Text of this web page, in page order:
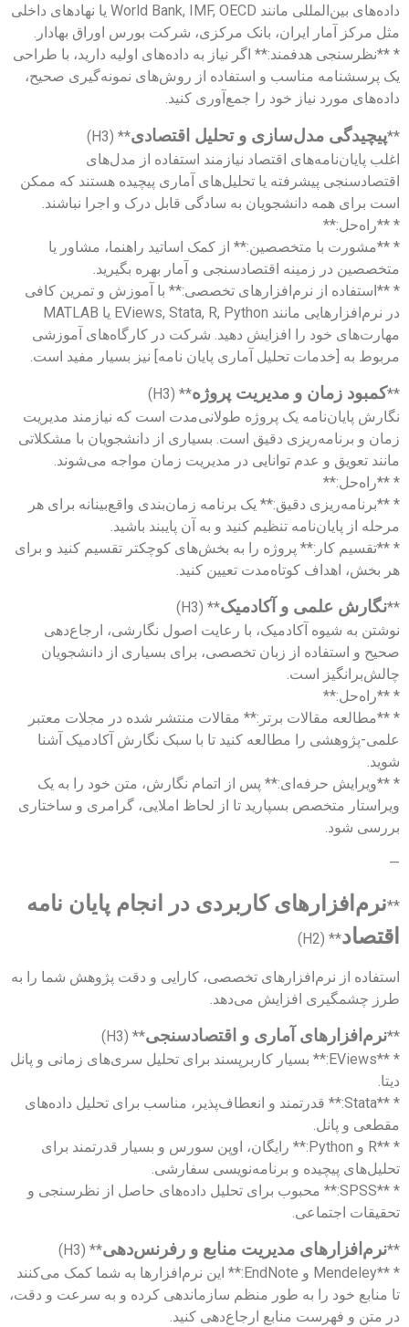
داده‌های بین‌المللی مانند World Bank, IMF, OECD یا نهادهای داخلی
مثل مرکز آمار ایران، بانک مرکزی، شرکت بورس اوراق بهادار.
* **نظرسنجی هدفمند:** اگر نیاز به داده‌های اولیه دارید، با طراحی
یک پرسشنامه مناسب و استفاده از روش‌های نمونه‌گیری صحیح،
داده‌های مورد نیاز خود را جمع‌آوری کنید.
**پیچیدگی مدل‌سازی و تحلیل اقتصادی** (H3)
اغلب پایان‌نامه‌های اقتصاد نیازمند استفاده از مدل‌های
اقتصادسنجی پیشرفته یا تحلیل‌های آماری پیچیده هستند که ممکن
است برای همه دانشجویان به سادگی قابل درک و اجرا نباشند.
* **راه‌حل:**
* **مشورت با متخصصین:** از کمک اساتید راهنما، مشاور یا
متخصصین در زمینه اقتصادسنجی و آمار بهره بگیرید.
* **استفاده از نرم‌افزارهای تخصصی:** با آموزش و تمرین کافی
در نرم‌افزارهایی مانند EViews, Stata, R, Python یا MATLAB
مهارت‌های خود را افزایش دهید. شرکت در کارگاه‌های آموزشی
مربوط به [خدمات تحلیل آماری پایان نامه] نیز بسیار مفید است.
**کمبود زمان و مدیریت پروژه** (H3)
نگارش پایان‌نامه یک پروژه طولانی‌مدت است که نیازمند مدیریت
زمان و برنامه‌ریزی دقیق است. بسیاری از دانشجویان با مشکلاتی
مانند تعویق و عدم توانایی در مدیریت زمان مواجه می‌شوند.
* **راه‌حل:**
* **برنامه‌ریزی دقیق:** یک برنامه زمان‌بندی واقع‌بینانه برای هر
مرحله از پایان‌نامه تنظیم کنید و به آن پایبند باشید.
* **تقسیم کار:** پروژه را به بخش‌های کوچکتر تقسیم کنید و برای
هر بخش، اهداف کوتاه‌مدت تعیین کنید.
**نگارش علمی و آکادمیک** (H3)
نوشتن به شیوه آکادمیک، با رعایت اصول نگارشی، ارجاع‌دهی
صحیح و استفاده از زبان تخصصی، برای بسیاری از دانشجویان
چالش‌برانگیز است.
* **راه‌حل:**
* **مطالعه مقالات برتر:** مقالات منتشر شده در مجلات معتبر
علمی-پژوهشی را مطالعه کنید تا با سبک نگارش آکادمیک آشنا
شوید.
* **ویرایش حرفه‌ای:** پس از اتمام نگارش، متن خود را به یک
ویراستار متخصص بسپارید تا از لحاظ املایی، گرامری و ساختاری
بررسی شود.
—
**نرم‌افزارهای کاربردی در انجام پایان نامه
اقتصاد** (H2)
استفاده از نرم‌افزارهای تخصصی، کارایی و دقت پژوهش شما را به
طرز چشمگیری افزایش می‌دهد.
**نرم‌افزارهای آماری و اقتصادسنجی** (H3)
* **EViews:** بسیار کاربرپسند برای تحلیل سری‌های زمانی و پانل
دیتا.
* **Stata:** قدرتمند و انعطاف‌پذیر، مناسب برای تحلیل داده‌های
مقطعی و پانل.
* **R و Python:** رایگان، اوپن سورس و بسیار قدرتمند برای
تحلیل‌های پیچیده و برنامه‌نویسی سفارشی.
* **SPSS:** محبوب برای تحلیل داده‌های حاصل از نظرسنجی و
تحقیقات اجتماعی.
**نرم‌افزارهای مدیریت منابع و رفرنس‌دهی** (H3)
* **Mendeley و EndNote:** این نرم‌افزارها به شما کمک می‌کنند
تا منابع خود را به طور منظم سازماندهی کرده و به سرعت و دقت،
در متن و فهرست منابع ارجاع‌دهی کنید.